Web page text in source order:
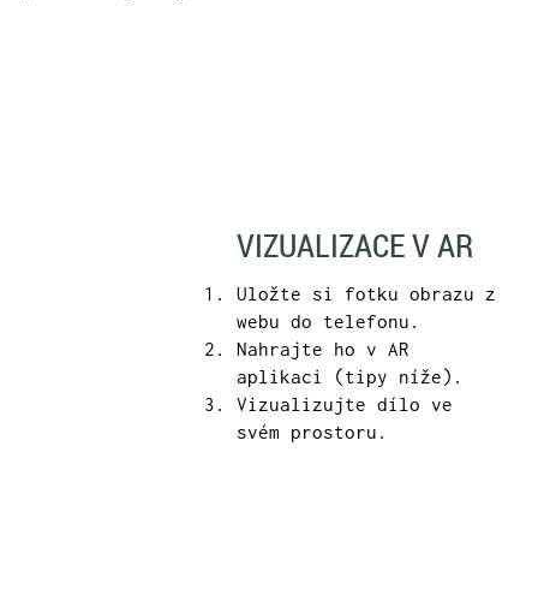
VIZUALIZACE V AR
Uložte si fotku obrazu z
webu do telefonu.
Nahrajte ho v AR
aplikaci (tipy níže).
Vizualizujte dílo ve
svém prostoru.